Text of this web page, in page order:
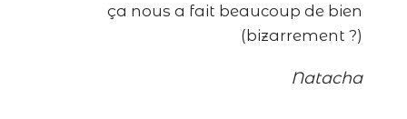
ça nous a fait beaucoup de bien
(bizarrement ?)
Natacha